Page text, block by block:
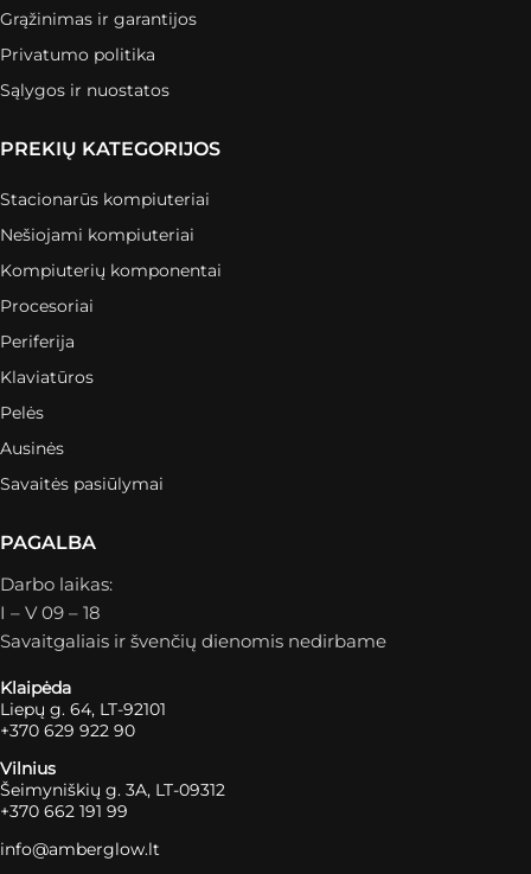
Grąžinimas ir garantijos
Privatumo politika
Sąlygos ir nuostatos
PREKIŲ KATEGORIJOS
Stacionarūs kompiuteriai
Nešiojami kompiuteriai
Kompiuterių komponentai
Procesoriai
Periferija
Klaviatūros
Pelės
Ausinės
Savaitės pasiūlymai
PAGALBA
Darbo laikas:
I – V 09 – 18
Savaitgaliais ir švenčių dienomis nedirbame
Klaipėda
Liepų g. 64, LT-92101
+370 629 922 90
Vilnius
Šeimyniškių g. 3A, LT-09312
+370 662 191 99
info@amberglow.lt